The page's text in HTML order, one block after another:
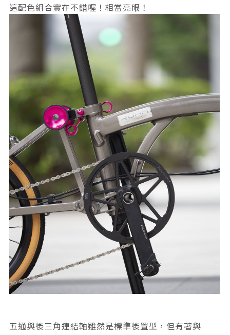
這配色組合實在不錯喔！相當亮眼！
五通與後三角連結軸雖然是標準後置型，但有著與